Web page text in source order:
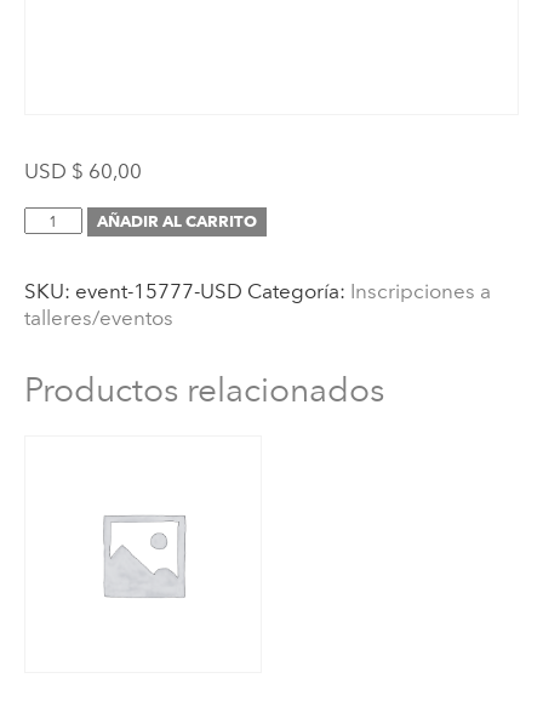
USD $ 60,00
Inscripción
Estrategias
Montessori
el
Nivel
AÑADIR AL CARRITO
SKU: event-15777-USD Categoría: Inscripciones a
talleres/eventos
Productos relacionados